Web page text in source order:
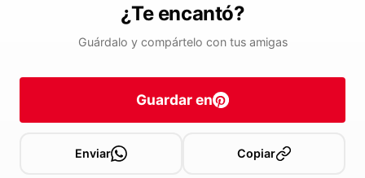
¿Te encantó?
Guárdalo y compártelo con tus amigas
Guardar en
Enviar Copiar